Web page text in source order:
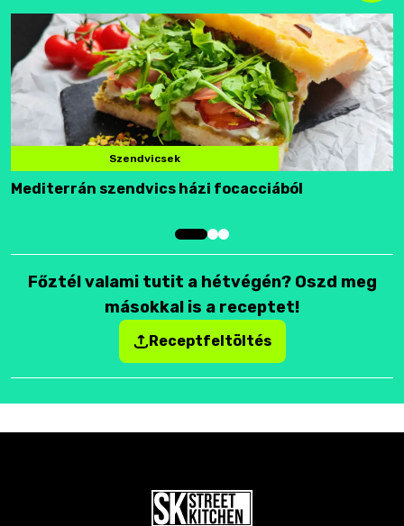
Szendvicsek
Mediterrán szendvics házi focacciából
Főztél valami tutit a hétvégén? Oszd meg
másokkal is a receptet!
Receptfeltöltés